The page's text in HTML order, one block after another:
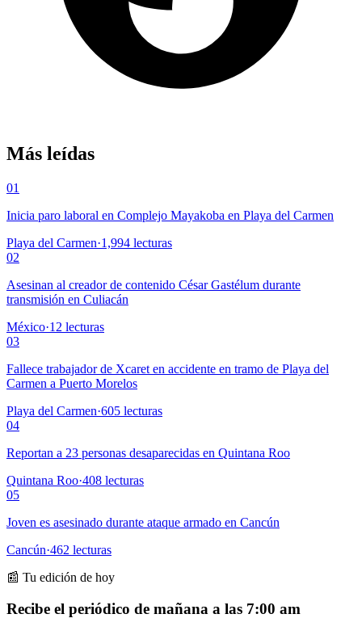
Más leídas
01
Inicia paro laboral en Complejo Mayakoba en Playa del Carmen
Playa del Carmen·1,994 lecturas
02
Asesinan al creador de contenido César Gastélum durante
transmisión en Culiacán
México·12 lecturas
03
Fallece trabajador de Xcaret en accidente en tramo de Playa del
Carmen a Puerto Morelos
Playa del Carmen·605 lecturas
04
Reportan a 23 personas desaparecidas en Quintana Roo
Quintana Roo·408 lecturas
05
Joven es asesinado durante ataque armado en Cancún
Cancún·462 lecturas
📰 Tu edición de hoy
Recibe el periódico de mañana a las 7:00 am